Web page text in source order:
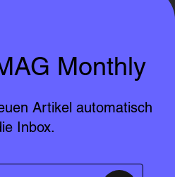
Monthly
Artikel automatisch
Inbox.